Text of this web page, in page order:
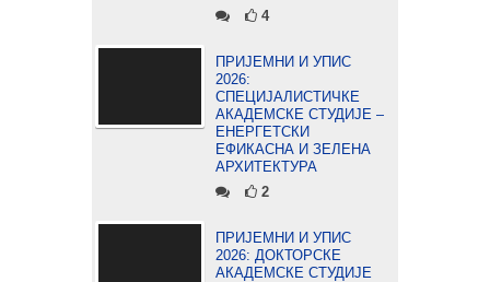
4
ПРИЈЕМНИ И УПИС
2026:
СПЕЦИЈАЛИСТИЧКЕ
АКАДЕМСКЕ СТУДИЈЕ –
ЕНЕРГЕТСКИ
ЕФИКАСНА И ЗЕЛЕНА
АРХИТЕКТУРА
2
ПРИЈЕМНИ И УПИС
2026: ДОКТОРСКЕ
АКАДЕМСКЕ СТУДИЈЕ